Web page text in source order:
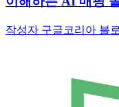
작성자 구글코리아 블